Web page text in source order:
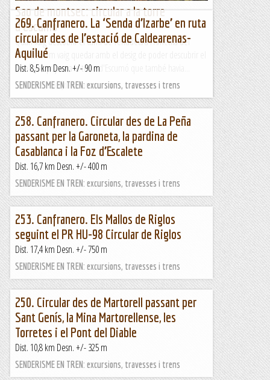
Sao de montsec: circular a la torre
d'escumo
Quan vaig descobrir el camí de Terradets a l'Ametlla del
Montsec em vaig quedar amb el desig de poder descubrir el
camí que pujava a la torre d'Escumó que també havia...
Excursions del Joan Ramon
269. Canfranero. La ‘Senda d’Izarbe’ en ruta
circular des de l’estació de Caldearenas-
Aquilué
Dist. 8,5 km Desn. +/- 90 m
SENDERISME EN TREN: excursions, travesses i trens
258. Canfranero. Circular des de La Peña
passant per la Garoneta, la pardina de
Casablanca i la Foz d’Escalete
Dist. 16,7 km Desn. +/- 400 m
SENDERISME EN TREN: excursions, travesses i trens
253. Canfranero. Els Mallos de Riglos
seguint el PR HU-98 Circular de Riglos
Dist. 17,4 km Desn. +/- 750 m
SENDERISME EN TREN: excursions, travesses i trens
250. Circular des de Martorell passant per
Sant Genís, la Mina Martorellense, les
Torretes i el Pont del Diable
Dist. 10,8 km Desn. +/- 325 m
SENDERISME EN TREN: excursions, travesses i trens